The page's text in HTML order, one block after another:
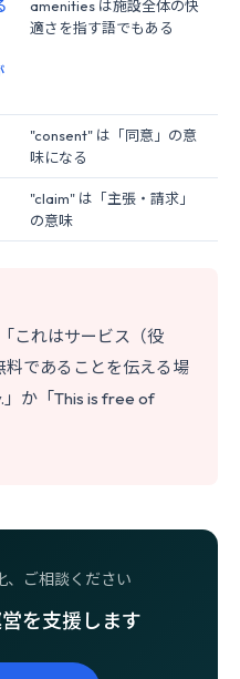
amenities は施設全体の快
適さを指す語でもある
"consent" は「同意」の意
味になる
"claim" は「主張・請求」
の意味
これはサービス（役
であることを伝える場
か「This is free of
、ご相談ください
を支援します